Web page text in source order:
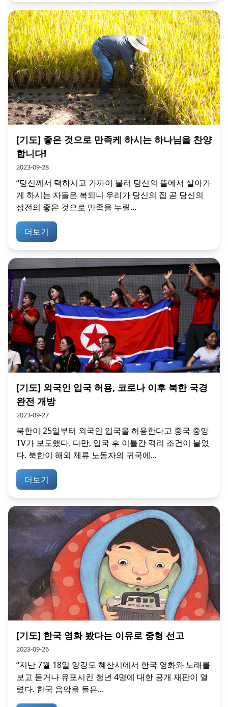
[기도] 좋은 것으로 만족케 하시는 하나님을 찬양
합니다!
2023-09-28
“당신께서 택하시고 가까이 불러 당신의 뜰에서 살아가
게 하시는 자들은 복되니 우리가 당신의 집 곧 당신의
성전의 좋은 것으로 만족을 누릴...
더보기
[기도] 외국인 입국 허용, 코로나 이후 북한 국경
완전 개방
2023-09-27
북한이 25일부터 외국인 입국을 허용한다고 중국 중앙
TV가 보도했다. 다만, 입국 후 이틀간 격리 조건이 붙었
다. 북한이 해외 체류 노동자의 귀국에...
더보기
[기도] 한국 영화 봤다는 이유로 중형 선고
2023-09-26
“지난 7월 18일 양강도 혜산시에서 한국 영화와 노래를
보고 듣거나 유포시킨 청년 4명에 대한 공개 재판이 열
렸다. 한국 음악을 들은...